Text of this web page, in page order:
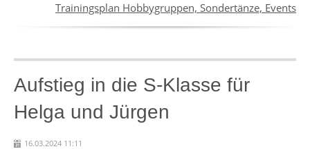
Trainingsplan Hobbygruppen, Sondertänze, Events
Aufstieg in die S-Klasse für
Helga und Jürgen
16.03.2024 11:11